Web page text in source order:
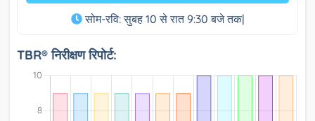
सोम-रवि: सुबह 10 से रात 9:30 बजे तक|
TBR® निरीक्षण रिपोर्ट: